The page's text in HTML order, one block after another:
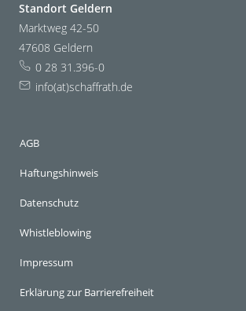
Standort Geldern
Marktweg 42-50
47608 Geldern
0 28 31.396-0
info(at)schaffrath.de
AGB
Haftungshinweis
Datenschutz
Whistleblowing
Impressum
Erklärung zur Barrierefreiheit